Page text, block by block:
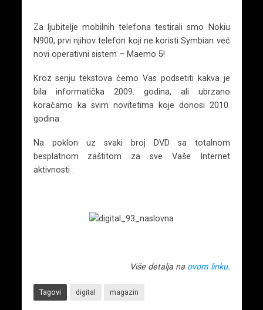
Za ljubitelje mobilnih telefona testirali smo Nokiu
N900, prvi njihov telefon koji ne koristi Symbian već
novi operativni sistem – Maemo 5!
Kroz seriju tekstova ćemo Vas podsetiti kakva je
bila informatička 2009. godina, ali ubrzano
koračamo ka svim novitetima koje donosi 2010.
godina.
Na poklon uz svaki broj DVD sa totalnom
besplatnom zaštitom za sve Vaše Internet
aktivnosti .
Više detalja na ovom linku.
Tagovi digital magazin